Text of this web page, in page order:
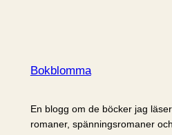
Bokblomma
En blogg om de böcker jag
romaner, spänningsromaner